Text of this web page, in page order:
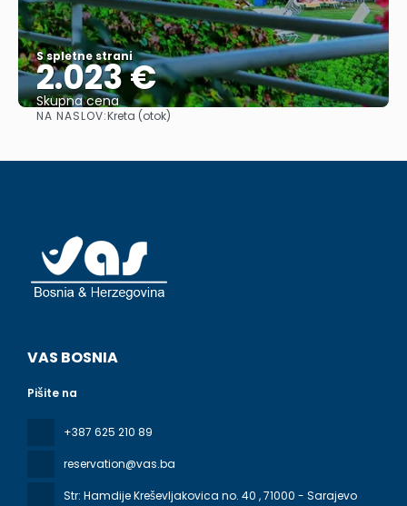
S spletne strani
2.023 €
Skupna cena
NA NASLOV:Kreta (otok)
VAS BOSNIA
Pišite na
+387 625 210 89
reservation@vas.ba
Str: Hamdije Kreševljakovica no. 40 , 71000 - Sarajevo